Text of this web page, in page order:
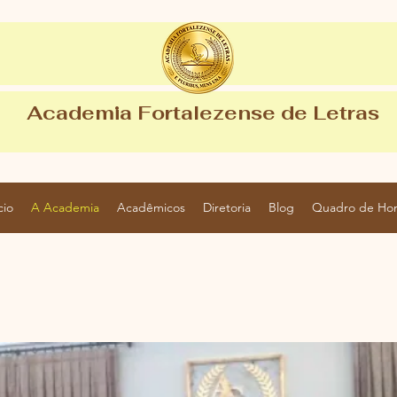
Academia Fortalezense de Letras
A Academia Acadêmicos Diretoria Blog Quadro de